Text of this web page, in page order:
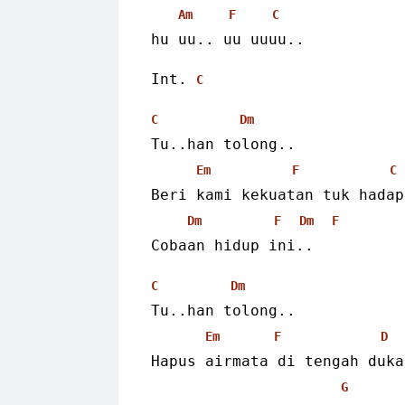
Am F C
hu uu.. uu uuuu..
Int. C
C Dm
Tu..han tolong..
Em F C
Beri kami kekuatan tuk
Dm F Dm F
Cobaan hidup ini..
C Dm
Tu..han tolong..
Em F D
Hapus airmata di tengah duka
G